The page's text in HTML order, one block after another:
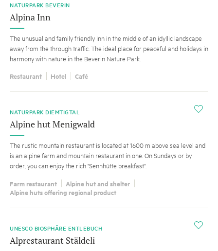
NATURPARK BEVERIN
Alpina Inn
The unusual and family friendly inn in the middle of an idyllic landscape
away from the through traffic. The ideal place for peaceful and holidays in
harmony with nature in the Beverin Nature Park.
Restaurant Hotel Café
i
NATURPARK DIEMTIGTAL
Alpine hut Menigwald
The rustic mountain restaurant is located at 1600 m above sea level and
is an alpine farm and mountain restaurant in one. On Sundays or by
order, you can enjoy the rich "Sennhütte breakfast".
Farm restaurant
Alpine hut and shelter
Alpine huts offering regional product
i
UNESCO BIOSPHÄRE ENTLEBUCH
Alprestaurant Stäldeli